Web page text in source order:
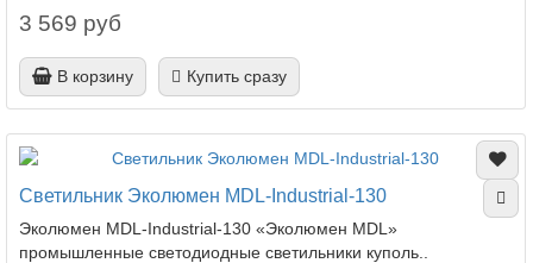
3 569 руб
В корзину Купить сразу
Светильник Эколюмен MDL-Industrial-130
Эколюмен MDL-Industrial-130 «Эколюмен MDL»
промышленные светодиодные светильники куполь..